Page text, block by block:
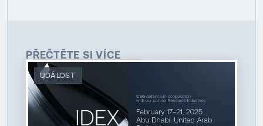
PŘEČTĚTE SI VÍCE
UDÁLOST